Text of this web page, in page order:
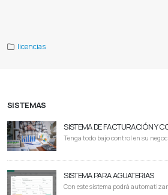
licencias
SISTEMAS
SISTEMA DE FACTURACIÓN Y
Tenga todo bajo control en su
SISTEMA PARA AGUATERIAS
Con este sistema podrá